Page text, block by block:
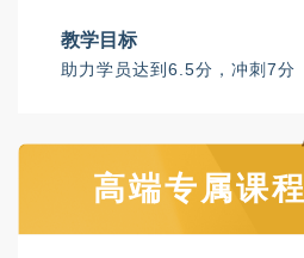
教学目标
助力学员达到6.5分，冲刺7分
高端专属课程